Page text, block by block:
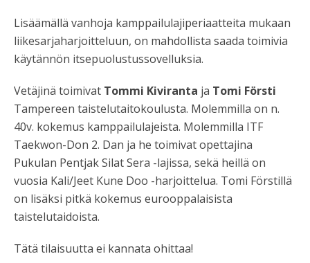
Lisäämällä vanhoja kamppailulajiperiaatteita mukaan
liikesarjaharjoitteluun, on mahdollista saada toimivia
käytännön itsepuolustussovelluksia.
Vetäjinä toimivat Tommi Kiviranta ja Tomi Försti
Tampereen taistelutaitokoulusta. Molemmilla on n.
40v. kokemus kamppailulajeista. Molemmilla ITF
Taekwon-Don 2. Dan ja he toimivat opettajina
Pukulan Pentjak Silat Sera -lajissa, sekä heillä on
vuosia Kali/Jeet Kune Doo -harjoittelua. Tomi Förstillä
on lisäksi pitkä kokemus eurooppalaisista
taistelutaidoista.
Tätä tilaisuutta ei kannata ohittaa!